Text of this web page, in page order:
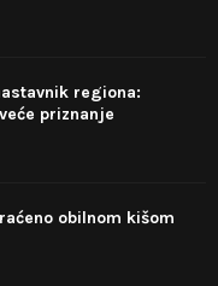
regiona:
priznanje
obilnom kišom